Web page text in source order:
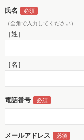
氏名
（全角で入力してください）
［姓］
［名］
電話番号
メールアドレス